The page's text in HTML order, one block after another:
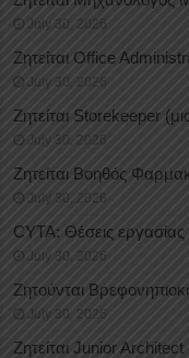
July 30, 2026
Ζητείται Office
July 30, 2026
Ζητείται Storekeeper
July 30, 2026
Ζητείται Βοηθός
July 30, 2026
CYTA: Θέσεις εργασίας
July 30, 2026
Ζητούνται
July 30, 2026
Ζητείται Junior Architect